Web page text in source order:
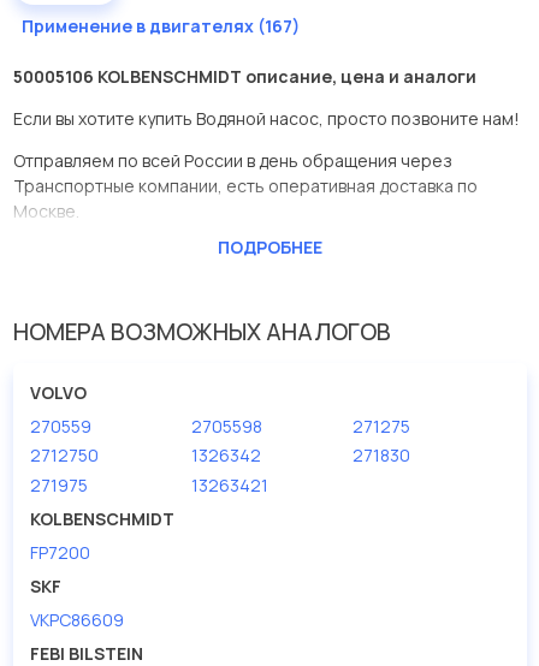
Применение в двигателях (167)
50005106 KOLBENSCHMIDT описание, цена и аналоги
Если вы хотите купить Водяной насос, просто позвоните нам!
Отправляем по всей России в день обращения через
Транспортные компании, есть оперативная доставка по
Москве.
Эта запчасть представлена по производителю
У данной детали есть аналоги с номерами, убедитесь сами.
большом ассортименте.
Мы продаем сертифицированные колодки тормозные
дисковые с гарантией от производителя KOLBENSCHMIDT.
ПОДРОБНЕЕ
НОМЕРА ВОЗМОЖНЫХ АНАЛОГОВ
VOLVO
270559
2705598
271275
2712750
1326342
271830
271975
13263421
KOLBENSCHMIDT
FP7200
SKF
VKPC86609
FEBI BILSTEIN